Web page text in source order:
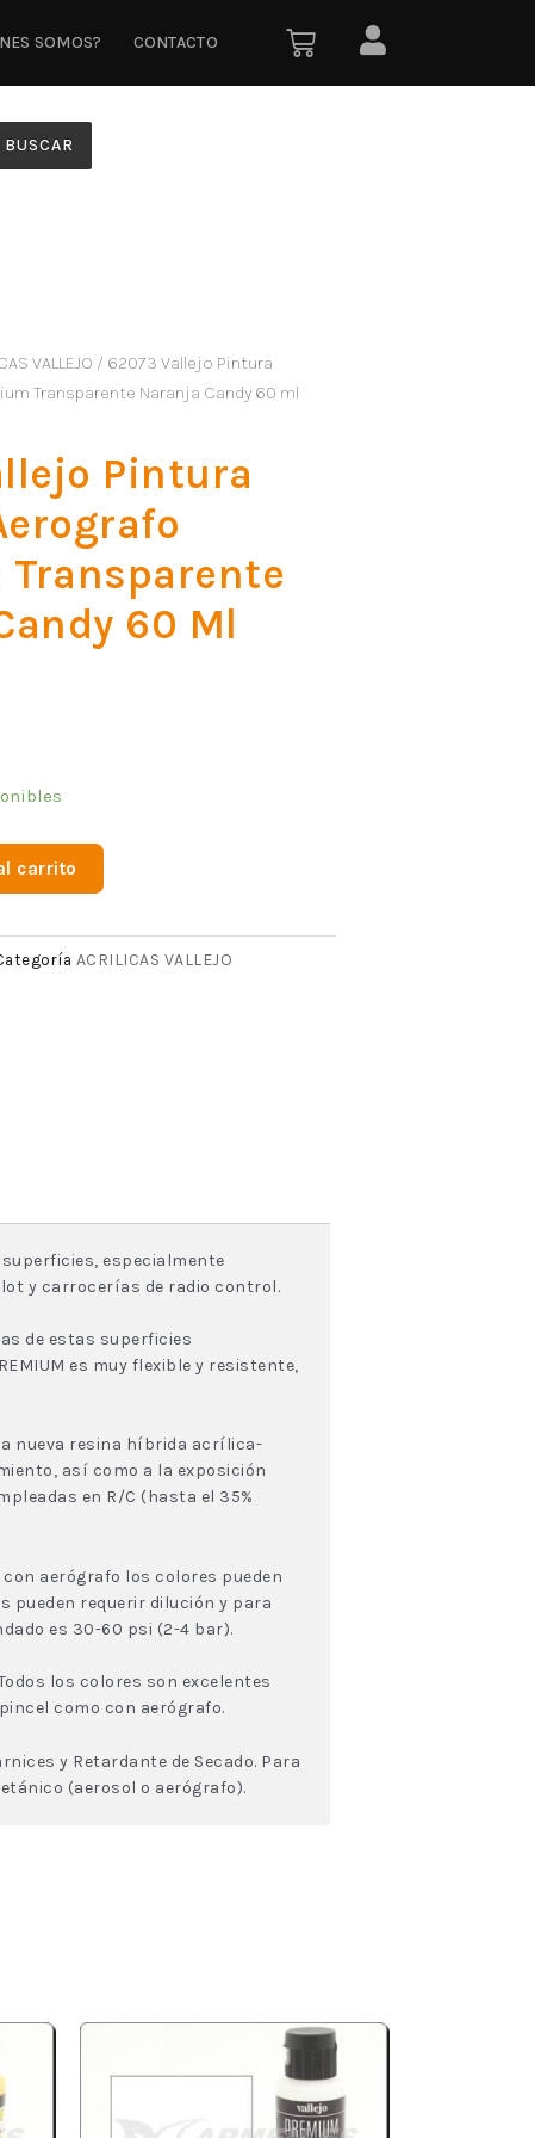
SOMOS? CONTACTO
BUSCAR
VALLEJO / 62073 Vallejo Pintura
Transparente Naranja Candy 60 ml
Pintura
Transparente
60 Ml
carrito
ACRILICAS VALLEJO
especialmente
y carrocerías de radio control.
de estas superficies
es muy flexible y resistente,
nueva resina híbrida acrílica-
así como a la exposición
en R/C (hasta el 35%
aerógrafo los colores pueden
pueden requerir dilución y para
es 30-60 psi (2-4 bar).
los colores son excelentes
como con aerógrafo.
y Retardante de Secado. Para
(aerosol o aerógrafo).